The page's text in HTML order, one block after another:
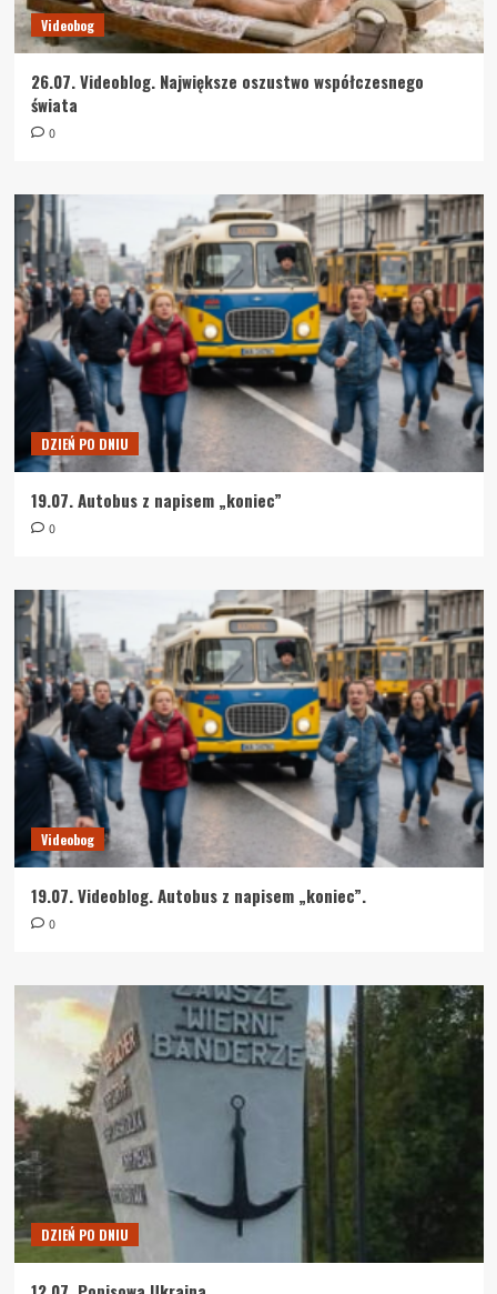
Videobog
26.07. Videoblog. Największe oszustwo współczesnego
świata
0
DZIEŃ PO DNIU
19.07. Autobus z napisem „koniec”
0
Videobog
19.07. Videoblog. Autobus z napisem „koniec”.
0
DZIEŃ PO DNIU